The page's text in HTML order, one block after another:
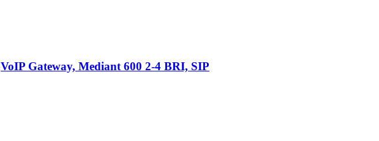
VoIP Gateway, Mediant 600 2-4 BRI, SIP